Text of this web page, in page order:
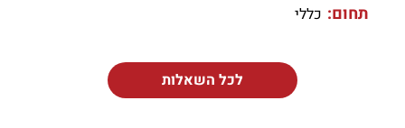
תחום: כללי
לכל השאלות